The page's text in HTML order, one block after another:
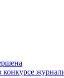
конкурсе